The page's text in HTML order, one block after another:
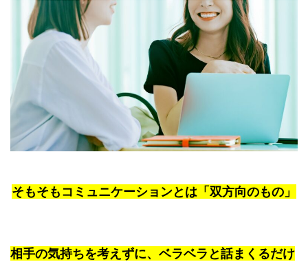
そもそもコミュニケーションとは「双方向のもの」
相手の気持ちを考えずに、ベラベラと話まくるだけ